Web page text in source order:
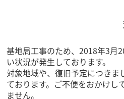
基地局工事のため、2018年3月
い状況が発生しております。
対象地域や、復旧予定につきま
ております。ご不便をおかけし
ません。